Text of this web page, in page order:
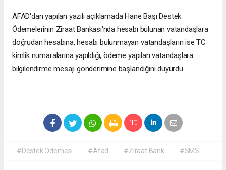
AFAD'dan yapılan yazılı açıklamada Hane Başı Destek
Ödemelerinin Ziraat Bankası'nda hesabı bulunan vatandaşlara
doğrudan hesabına, hesabı bulunmayan vatandaşların ise TC
kimlik numaralarına yapıldığı, ödeme yapılan vatandaşlara
bilgilendirme mesajı gönderimine başlandığını duyurdu.
#Destek Ödemesi #Afad #Ziraat Bank #SMS